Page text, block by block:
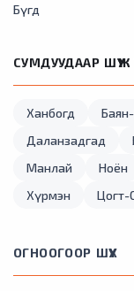
Бүгд
СУМДУУДААР ШҮҮЖ
Ханбогд
Даланзадгад
Манлай
Ноён
Хүрмэн
Цогт-
ОГНООГООР ШҮҮХ